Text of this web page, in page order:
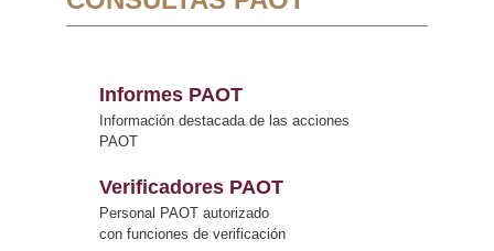
Informes PAOT
Información destacada de las acciones
PAOT
Verificadores PAOT
Personal PAOT autorizado
con funciones de verificación